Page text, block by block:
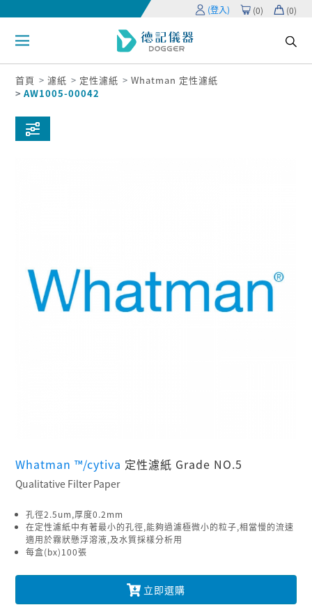
(登入) (0) (0)
首頁 濾紙 定性濾紙
Whatman 定性濾紙
AW1005-00042
Whatman ™/cytiva 定性濾紙 Grade NO.5
Qualitative Filter Paper
孔徑2.5um,厚度0.2mm
在定性濾紙中有著最小的孔徑,能夠過濾極微小的粒子,相當慢的流速
適用於霧狀懸浮溶液,及水質採樣分析用
每盒(bx)100張
立即選購